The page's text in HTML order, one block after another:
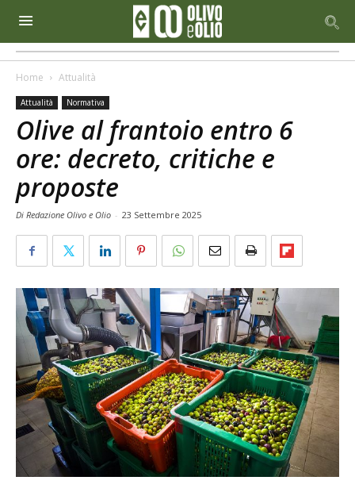
Home Attualità
Attualità Normativa
Olive al frantoio entro 6
ore: decreto, critiche e
proposte
Di Redazione Olivo e Olio - 23 Settembre 2025